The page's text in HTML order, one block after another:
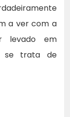
a ver com a
levado em
se trata de